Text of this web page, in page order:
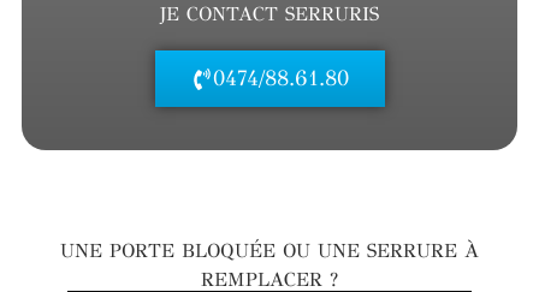
JE CONTACT SERRURIS
0474/88.61.80
UNE PORTE BLOQUÉE OU UNE SERRURE À
REMPLACER ?